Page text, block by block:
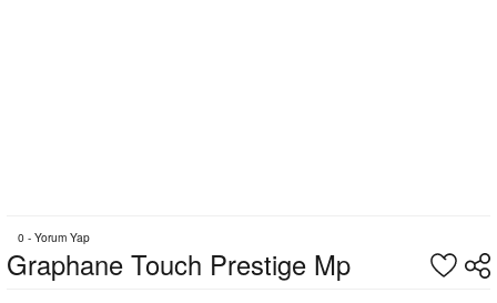
0 - Yorum Yap
Graphane Touch Prestige Mp